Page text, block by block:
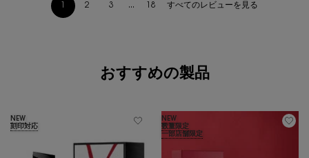
ページ 1/18。 現在のページ
1 2 3 ... 18 すべてのレビューを見る
おすすめの製品
NEW
刻印対応
NEW
数量限定
一部店舗限定